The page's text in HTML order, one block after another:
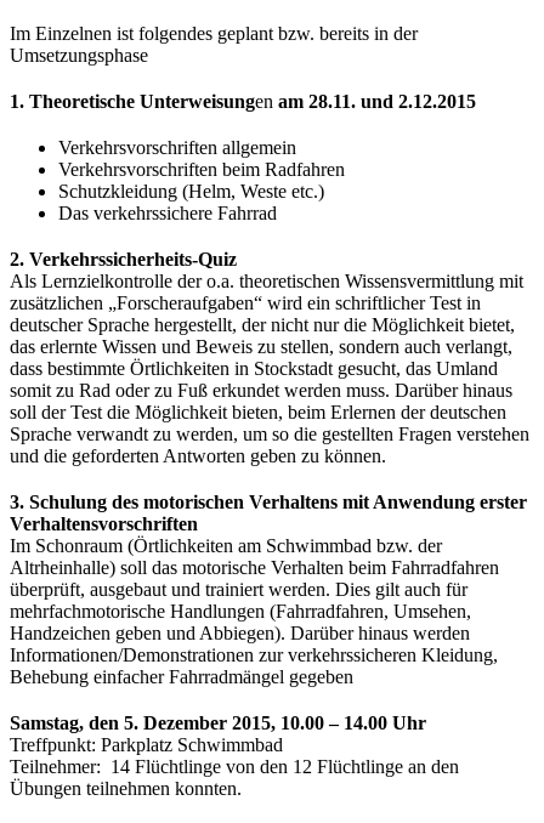
Im Einzelnen ist folgendes geplant bzw. bereits in der
Umsetzungsphase
1. Theoretische Unterweisungen am 28.11. und 2.12.2015
Verkehrsvorschriften allgemein
Verkehrsvorschriften beim Radfahren
Schutzkleidung (Helm, Weste etc.)
Das verkehrssichere Fahrrad
2. Verkehrssicherheits-Quiz
Als Lernzielkontrolle der o.a. theoretischen Wissensvermittlung mit
zusätzlichen „Forscheraufgaben“ wird ein schriftlicher Test in
deutscher Sprache hergestellt, der nicht nur die Möglichkeit bietet,
das erlernte Wissen und Beweis zu stellen, sondern auch verlangt,
dass bestimmte Örtlichkeiten in Stockstadt gesucht, das Umland
somit zu Rad oder zu Fuß erkundet werden muss. Darüber hinaus
soll der Test die Möglichkeit bieten, beim Erlernen der deutschen
Sprache verwandt zu werden, um so die gestellten Fragen verstehen
und die geforderten Antworten geben zu können.
3. Schulung des motorischen Verhaltens mit Anwendung erster
Verhaltensvorschriften
Im Schonraum (Örtlichkeiten am Schwimmbad bzw. der
Altrheinhalle) soll das motorische Verhalten beim Fahrradfahren
überprüft, ausgebaut und trainiert werden. Dies gilt auch für
mehrfachmotorische Handlungen (Fahrradfahren, Umsehen,
Handzeichen geben und Abbiegen). Darüber hinaus werden
Informationen/Demonstrationen zur verkehrssicheren Kleidung,
Behebung einfacher Fahrradmängel gegeben
Samstag, den 5. Dezember 2015, 10.00 – 14.00 Uhr
Treffpunkt: Parkplatz Schwimmbad
Teilnehmer: 14 Flüchtlinge von den 12 Flüchtlinge an den
Übungen teilnehmen konnten.